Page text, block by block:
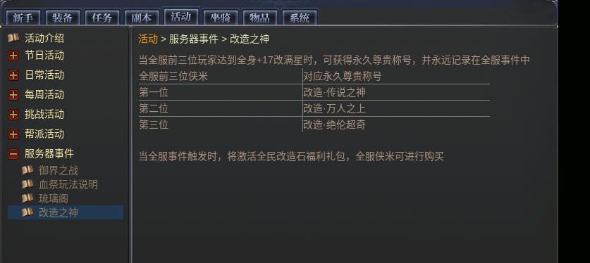
活动介绍
节日活动
日常活动
每周活动
挑战活动
帮派活动
服务器事件
御界之战
血祭玩法说明
琉璃阁
改造之神
活动 > 服务器事件 > 改造之神
当全服前三位玩家达到全身+17改满星时，可获得永久尊贵称号，并永远记录在全服事件中
全服前三位侠米
对应永久尊贵称号
第一位
改造·传说之神
第二位
改造·万人之上
第三位
改造·绝伦超奇
当全服事件触发时，将激活全民改造石福利礼包，全服侠米可进行购买